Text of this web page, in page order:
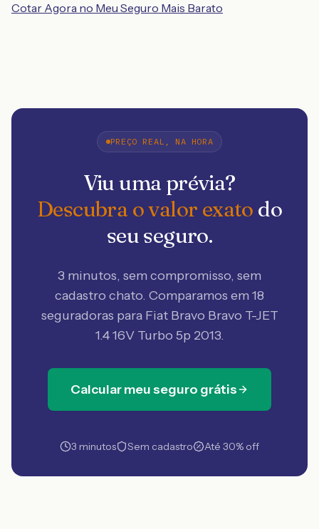
Cotar Agora no Meu Seguro Mais Barato
PREÇO REAL, NA HORA
Viu uma prévia?
Descubra o valor exato do
seu seguro.
3 minutos, sem compromisso, sem
cadastro chato. Comparamos em 18
seguradoras para Fiat Bravo Bravo T-JET
1.4 16V Turbo 5p 2013.
Calcular meu seguro grátis
3 minutos Sem cadastro Até 30% off